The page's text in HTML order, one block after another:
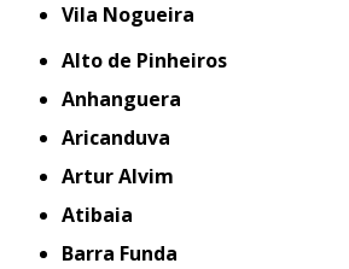
Vila Nogueira
Alto de Pinheiros
Anhanguera
Aricanduva
Artur Alvim
Atibaia
Barra Funda